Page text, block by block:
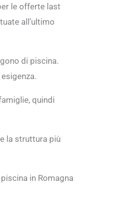
le offerte last
all’ultimo
di piscina.
quindi
la struttura più
in Romagna